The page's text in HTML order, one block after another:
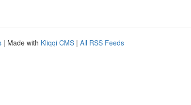
| Made with Kliqqi CMS | All RSS Feeds